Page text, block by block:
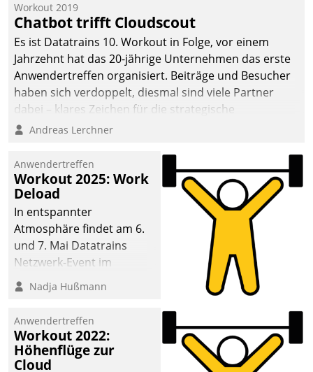
Workout 2019
Chatbot trifft Cloudscout
Es ist Datatrains 10. Workout in Folge, vor einem
Jahrzehnt hat das 20-jährige Unternehmen das erste
Anwendertreffen organisiert. Beiträge und Besucher
haben sich verdoppelt, diesmal sind viele Partner
dabei – klares Zeichen für die strategische
Fokussierung auf den Kunden.
Andreas Lerchner
Anwendertreffen
Workout 2025: Work
Deload
In entspannter
Atmosphäre findet am 6.
und 7. Mai Datatrains
Netzwerk-Event im
Kunden- und Partnerkreis
statt. Zentrale Frage: Wie
Mammutprojekte
meistern und Workloads
wuppen – bei zunehmend
Nadja Hußmann
Anwendertreffen
Workout 2022:
Höhenflüge zur
Cloud